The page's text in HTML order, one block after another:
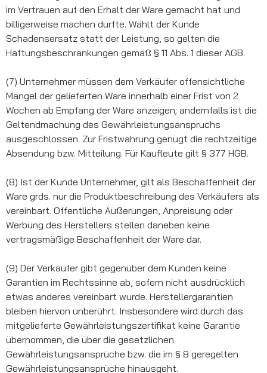
im Vertrauen auf den Erhalt der Ware gemacht hat und
billigerweise machen durfte. Wählt der Kunde
Schadensersatz statt der Leistung, so gelten die
Haftungsbeschränkungen gemäß § 11 Abs. 1 dieser AGB.
(7) Unternehmer müssen dem Verkäufer offensichtliche
Mängel der gelieferten Ware innerhalb einer Frist von 2
Wochen ab Empfang der Ware anzeigen; andernfalls ist die
Geltendmachung des Gewährleistungsanspruchs
ausgeschlossen. Zur Fristwahrung genügt die rechtzeitige
Absendung bzw. Mitteilung. Für Kaufleute gilt § 377 HGB.
(8) Ist der Kunde Unternehmer, gilt als Beschaffenheit der
Ware grds. nur die Produktbeschreibung des Verkäufers als
vereinbart. Öffentliche Äußerungen, Anpreisung oder
Werbung des Herstellers stellen daneben keine
vertragsmäßige Beschaffenheit der Ware dar.
(9) Der Verkäufer gibt gegenüber dem Kunden keine
Garantien im Rechtssinne ab, sofern nicht ausdrücklich
etwas anderes vereinbart wurde. Herstellergarantien
bleiben hiervon unberührt. Insbesondere wird durch das
mitgelieferte Gewährleistungszertifikat keine Garantie
übernommen, die über die gesetzlichen
Gewährleistungsansprüche bzw. die im § 8 geregelten
Gewährleistungsansprüche hinausgeht.